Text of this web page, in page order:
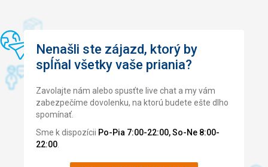
Nenašli ste zájazd, ktorý by
spĺňal všetky vaše priania?
Zavolajte nám alebo spusťte live chat a my vám
zabezpečíme dovolenku, na ktorú budete ešte dlho
spomínať.
Sme k dispozícii Po-Pia 7:00-22:00, So-Ne 8:00-
22:00